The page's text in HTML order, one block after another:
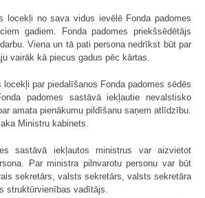
locekļi no sava vidus ievēlē Fonda padomes
gadiem. Fonda padomes priekšsēdētājs
Viena un tā pati persona nedrīkst būt par
vairāk kā piecus gadus pēc kārtas.
locekļi par piedalīšanos Fonda padomes sēdēs
padomes sastāvā iekļautie nevalstisko
amata pienākumu pildīšanu saņem atlīdzību.
Ministru kabinets.
sastāvā iekļautos ministrus var aizvietot
Par ministra pilnvarotu personu var būt
sekretārs, valsts sekretārs, valsts sekretāra
struktūrvienības vadītājs.